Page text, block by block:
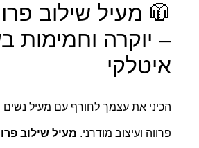
מעיל שילוב פרווה
יוקרה וחמימות
את עצמך לחורף עם מעיל נשים
ועיצוב מודרני. מעיל שילוב פרווה